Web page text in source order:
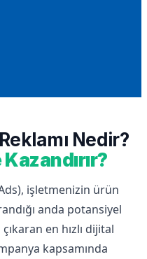
Nedir?
işletmenizin ürün
anda potansiyel
en hızlı dijital
kapsamında